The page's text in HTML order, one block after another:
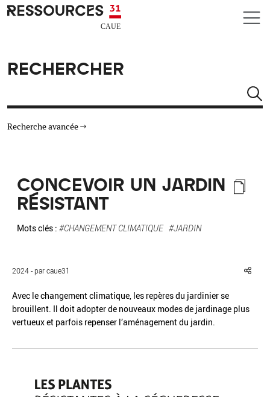
Aller au contenu principal
CAUE RESSOURCES 31
RECHERCHER
Recherche avancée
TYPE DE RESSOURCES
MATÉRIAUX
Réinitialiser Fermer la recherche avancée
CONCEVOIR UN JARDIN
RÉSISTANT
Mots clés : #CHANGEMENT CLIMATIQUE #JARDIN
2024 - par caue31
Avec le changement climatique, les repères du jardinier se
brouillent. Il doit adopter de nouveaux modes de jardinage plus
vertueux et parfois repenser l’aménagement du jardin.